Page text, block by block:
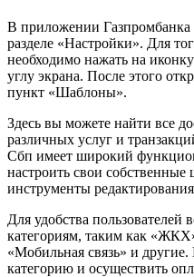
В приложении
разделе «Настройки». Для
необходимо нажать на
углу экрана. После этого
пункт «Шаблоны».
Здесь вы можете найти все
различных услуг и
Сбп имеет широкий
настроить свои
инструменты
Для удобства
категориям, таким как
«Мобильная связь» и
категорию и осуществить